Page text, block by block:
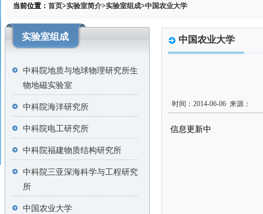
当前位置：首页>实验室简介>实验室组成>中国农业大学
实验室组成
中科院地质与地球物理研究所生
物地磁实验室
中科院海洋研究所
中科院电工研究所
中科院福建物质结构研究所
中科院三亚深海科学与工程研究
所
中国农业大学
中国农业大学
时间：2014-06-06 来源：
信息更新中